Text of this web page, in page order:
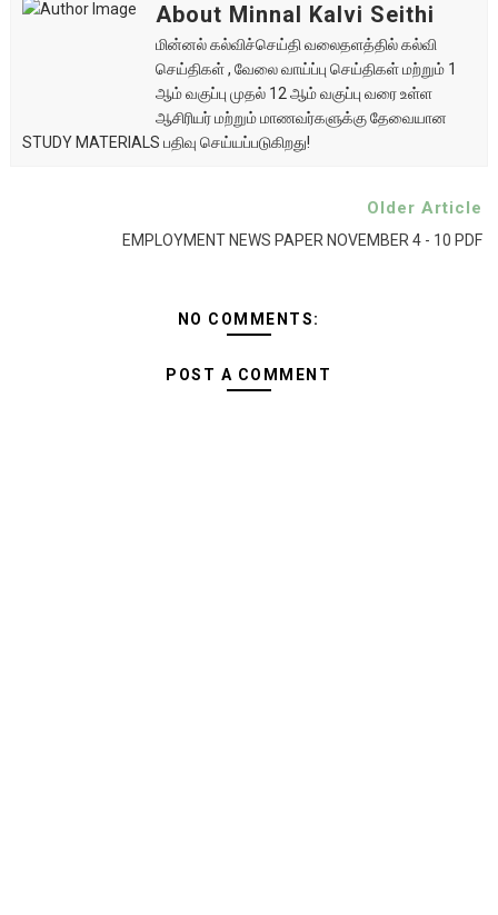
About Minnal Kalvi Seithi
மின்னல் கல்விச்செய்தி வலைதளத்தில் கல்வி
செய்திகள் , வேலை வாய்ப்பு செய்திகள் மற்றும் 1
ஆம் வகுப்பு முதல் 12 ஆம் வகுப்பு வரை உள்ள
ஆசிரியர் மற்றும் மாணவர்களுக்கு தேவையான
STUDY MATERIALS பதிவு செய்யப்படுகிறது!
Older Article
EMPLOYMENT NEWS PAPER NOVEMBER 4 - 10 PDF
NO COMMENTS:
POST A COMMENT